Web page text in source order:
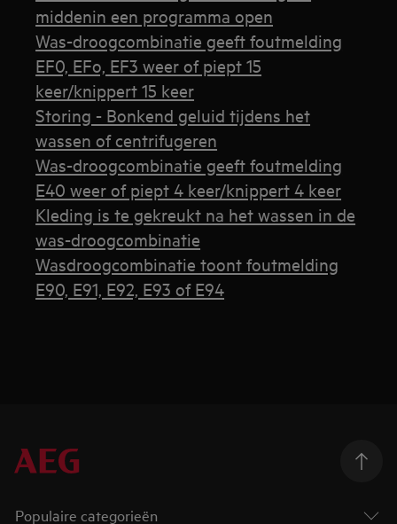
middenin een programma open
Was-droogcombinatie geeft foutmelding
EF0, EFo, EF3 weer of piept 15
keer/knippert 15 keer
Storing - Bonkend geluid tijdens het
wassen of centrifugeren
Was-droogcombinatie geeft foutmelding
E40 weer of piept 4 keer/knippert 4 keer
Kleding is te gekreukt na het wassen in de
was-droogcombinatie
Wasdroogcombinatie toont foutmelding
E90, E91, E92, E93 of E94
Populaire categorieën